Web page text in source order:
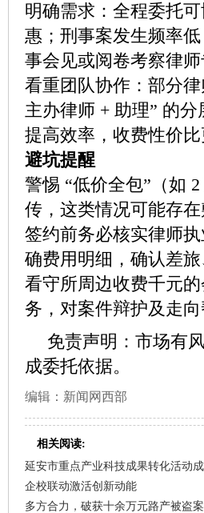
明确需求：全程委托
惠；刑事案发生频率
事会见或阅卷考察律
看重团队协作：部分
主办律师 + 助理” 的
提高效率，收费性价比
避坑提醒
警惕 “低价全包”（如
传，这类情况可能存在
签约前务必核实律师
确费用明细，确认差
看守所周边收费千元
务，对案件辩护及走
免责声明：市场有
成委托依据。
编辑：新闻网西部
相关阅读:
延安市重点产业科技成果转化活动
企校联动激活创新动能
多方合力，破获十余万元路产被盗案